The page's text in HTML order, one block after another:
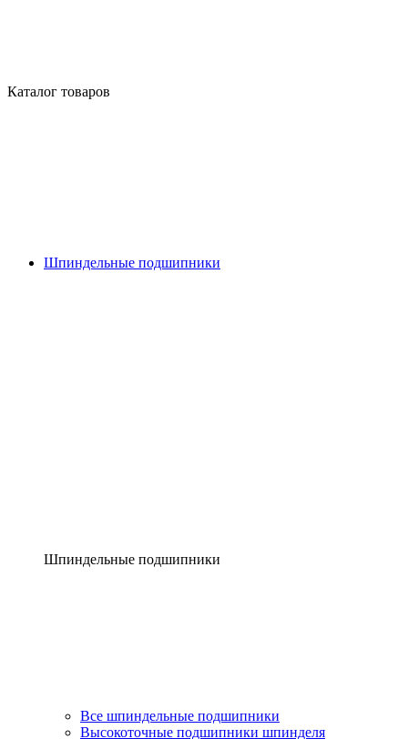
Каталог товаров
Шпиндельные подшипники
Шпиндельные подшипники
Все шпиндельные подшипники
Высокоточные подшипники шпинделя